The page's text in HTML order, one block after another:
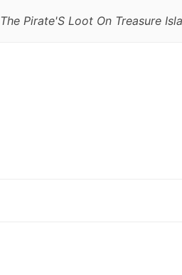
Pirate'S Loot On Treasure